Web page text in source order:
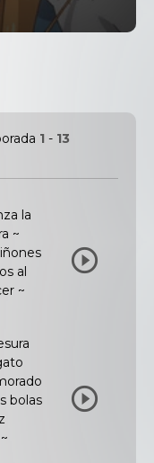
1 - 13
la
~
al
~
bolas